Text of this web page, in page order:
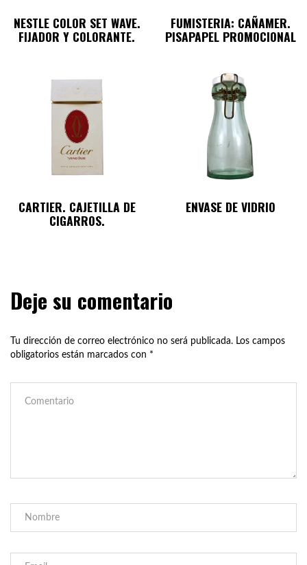
NESTLE COLOR SET WAVE.
FIJADOR Y COLORANTE.
FUMISTERIA: CAÑAMER.
PISAPAPEL PROMOCIONAL
CARTIER. CAJETILLA DE
CIGARROS.
ENVASE DE VIDRIO
Deje su comentario
Tu dirección de correo electrónico no será publicada. Los campos
obligatorios están marcados con *